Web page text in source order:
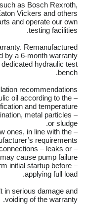
as Bosch Rexroth,
Vickers and others.
and operate our own
testing facilities.
Remanufactured
by a 6-month warranty.
hydraulic test
bench.
recommendations:
oil according to the
and temperature.
metal particles
or sludge.
ones, in line with the
requirements.
– leaks or
cause pump failure.
initial startup before
applying full load.
in serious damage and
voiding of the warranty.